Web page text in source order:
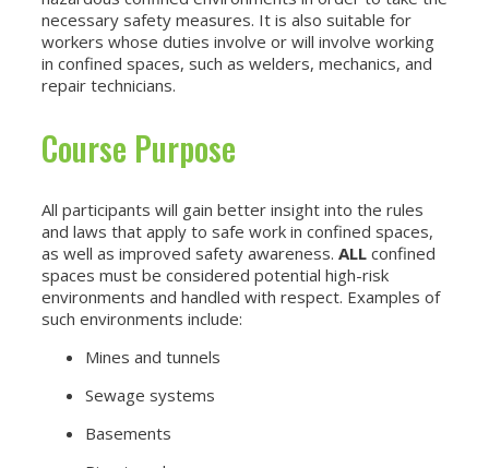
necessary safety measures. It is also suitable for
workers whose duties involve or will involve working
in confined spaces, such as welders, mechanics, and
repair technicians.
Course Purpose
All participants will gain better insight into the rules
and laws that apply to safe work in confined spaces,
as well as improved safety awareness. ALL confined
spaces must be considered potential high-risk
environments and handled with respect. Examples of
such environments include:
Mines and tunnels
Sewage systems
Basements